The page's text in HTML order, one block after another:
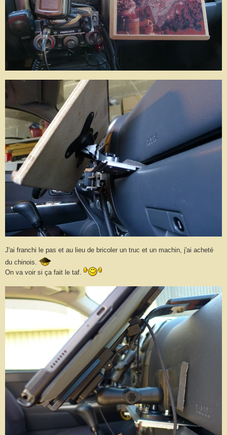
J'ai franchi le pas et au lieu de bricoler un truc et un machin, j'ai acheté
du chinois.
On va voir si ça fait le taf.